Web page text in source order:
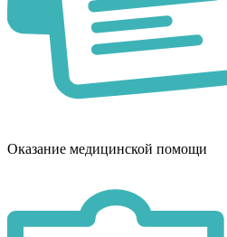
Оказание медицинской помощи